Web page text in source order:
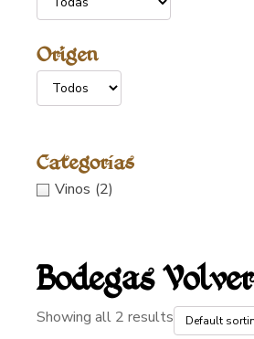
Origen
Categorías
Vinos (2)
Bodegas Volver
Showing all 2 results